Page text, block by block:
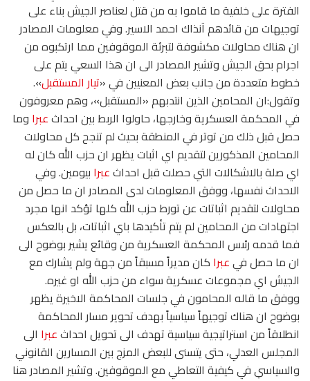
الفترة على خلفية ما قاموا به من قتل لعناصر الجيش بناء على
توجيهات من قائدهم آنذاك احمد الاسير. وفي معلومات المصادر
ان هناك محاولات مكشوفة لتبرئة الموقوفين مما ارتكبوه من
اجرام بحق الجيش وتشير المصادر الى ان هذا السعي يتم على
خطوط متعددة من جانب بعض المعنيين في «تيار المستقبل».
وتقول:ان المحامين الذين انتدبهم «المستقبل»، وهم معروفون
في المحكمة العسكرية وخارجها، حاولوا الربط بين احداثعبرا وما
حصل قبل ذلك من توتر في المنطقة بحيث لم تنجح كل محاولات
المحامين المذكورين لتقديم اي اثبات يظهر ان حزب الله كان له
اي صلة بالاشكالات التي حصلت قبل احداثعبرا بيومين. وفي
الاحداث نفسها، ووفق المعلومات لدى المصادر ان ما حصل من
محاولات لتقديم اثباتات عن تورط حزب الله كلها تؤكد انها مجرد
اجتهادات من المحامين لم يتم تأكيدها باي اثباتات، بل بالعكس
فما قدمه رئىس المحكمة العسكرية من وقائع يشير بوضوح الى
ان ما حصل فيعبرا كان مديراً مسبقاً من جهة ولم يشارك مع
الجيش اي مجموعات عسكرية سواء من حزب الله او غيره.
ووفق ما قاله المحامون في جلسات المحاكمة الاخيرة يظهر
بوضوح ان هناك توجيهاً سياسياً بهدف تحوير مسار المحاكمة
انطلاقاً من استراتيجية سياسية تهدف الى تحويل احداثعبرا الى
المجلس العدلي، حتى يتسنى للبعض المزج بين المسارين القانوني
والسياسي في كيفية التعاطي مع الموقوفين. وتشير المصادر هنا